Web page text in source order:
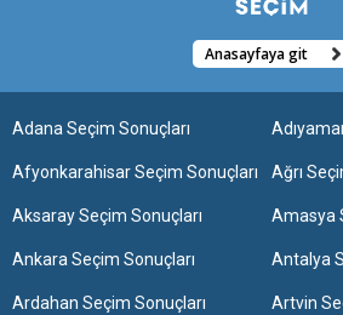
Anasayfaya git
Adana Seçim Sonuçları
Afyonkarahisar Seçim Sonuçları Ağrı
Aksaray Seçim Sonuçları Amasya
Ankara Seçim Sonuçları Antalya
Ardahan Seçim Sonuçları Artvin